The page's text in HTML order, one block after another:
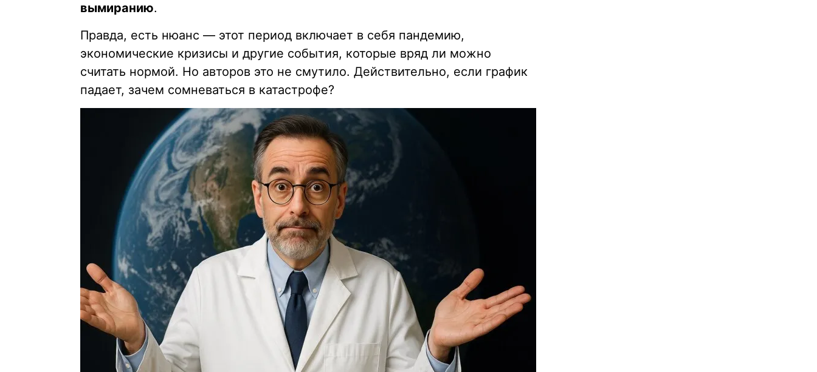
вымиранию.
Правда, есть нюанс — этот период включает в себя пандемию,
экономические кризисы и другие события, которые вряд ли можно
считать нормой. Но авторов это не смутило. Действительно, если график
падает, зачем сомневаться в катастрофе?